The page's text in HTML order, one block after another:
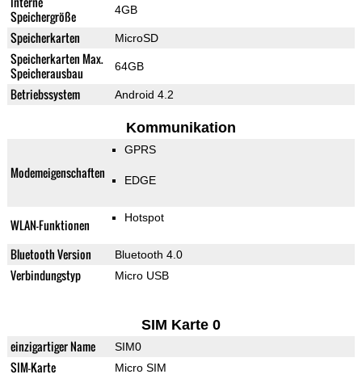
Speichergröße
4GB
Speicherkarten MicroSD
Speicherkarten Max.
Speicherausbau
64GB
Betriebssystem Android 4.2
Kommunikation
Modemeigenschaften
GPRS
EDGE
WLAN-Funktionen Hotspot
Bluetooth Version Bluetooth 4.0
Verbindungstyp Micro USB
SIM Karte 0
einzigartiger Name SIM0
SIM-Karte Micro SIM